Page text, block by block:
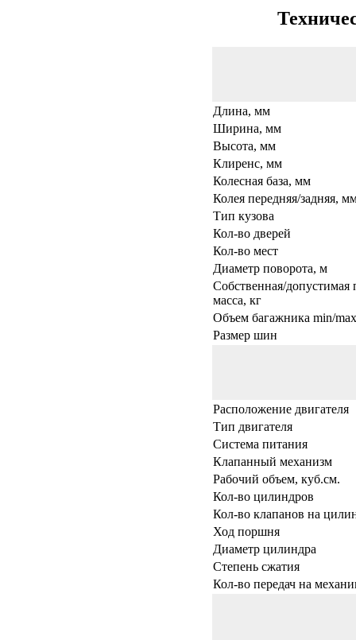
Длина, мм
Ширина, мм
Высота, мм
Клиренс, мм
Колесная база, мм
Колея передняя/задняя,
Тип кузова
Кол-во дверей
Кол-во мест
Диаметр поворота, м
Собственная/допустимая
масса, кг
Объем багажника min/
Размер шин
Расположение двигателя
Тип двигателя
Система питания
Клапанный механизм
Рабочий объем, куб.см.
Кол-во цилиндров
Кол-во клапанов на
Ход поршня
Диаметр цилиндра
Степень сжатия
Кол-во передач на